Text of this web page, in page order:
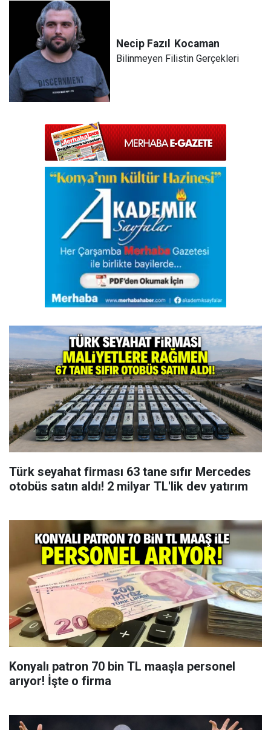
Necip Fazıl Kocaman
Bilinmeyen Filistin Gerçekleri
Türk seyahat firması 63 tane sıfır Mercedes
otobüs satın aldı! 2 milyar TL'lik dev yatırım
Konyalı patron 70 bin TL maaşla personel
arıyor! İşte o firma